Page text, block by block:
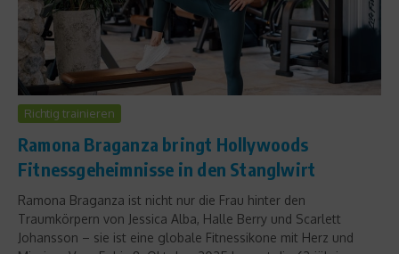
Richtig trainieren
Ramona Braganza bringt Hollywoods
Fitnessgeheimnisse in den Stanglwirt
Ramona Braganza ist nicht nur die Frau hinter den
Traumkörpern von Jessica Alba, Halle Berry und Scarlett
Johansson – sie ist eine globale Fitnessikone mit Herz und